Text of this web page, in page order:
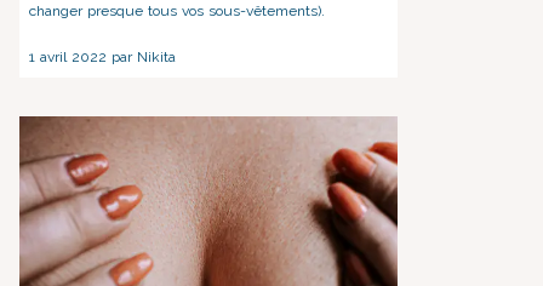
changer presque tous vos sous-vêtements).
1 avril 2022 par Nikita